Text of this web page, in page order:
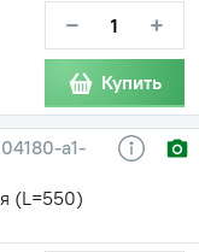
− +
Купить
а1-
(L=550)